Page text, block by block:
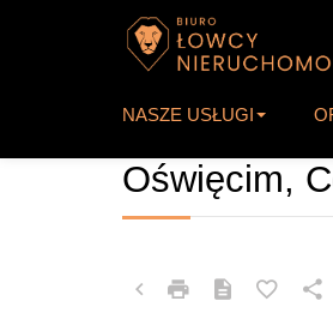
NASZE USŁUGI
Oświęcim,